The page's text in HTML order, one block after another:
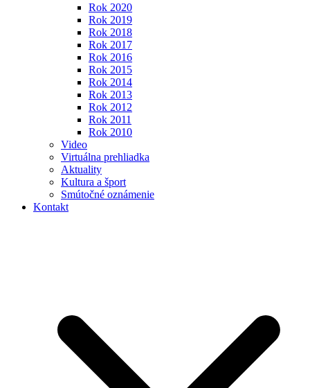
Rok 2020
Rok 2019
Rok 2018
Rok 2017
Rok 2016
Rok 2015
Rok 2014
Rok 2013
Rok 2012
Rok 2011
Rok 2010
Video
Virtuálna prehliadka
Aktuality
Kultura a šport
Smútočné oznámenie
Kontakt